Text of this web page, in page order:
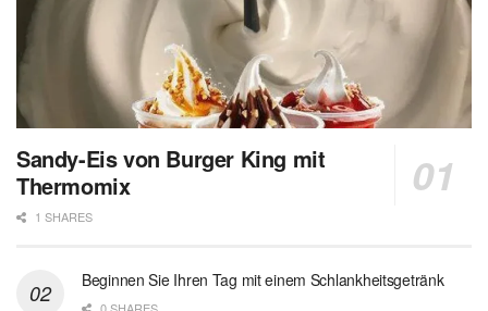
Sandy-Eis von Burger King mit
Thermomix
1 SHARES
Beginnen Sie Ihren Tag mit einem Schlankheitsgetränk
0 SHARES